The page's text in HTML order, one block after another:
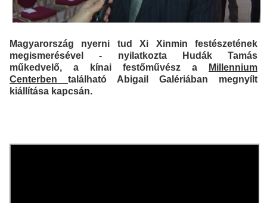
Magyarország nyerni tud Xi Xinmin festészetének
megismerésével - nyilatkozta Hudák Tamás
műkedvelő, a kínai festőművész a
Millennium
Centerben található Abigail Galériában megnyílt
kiállítása kapcsán.